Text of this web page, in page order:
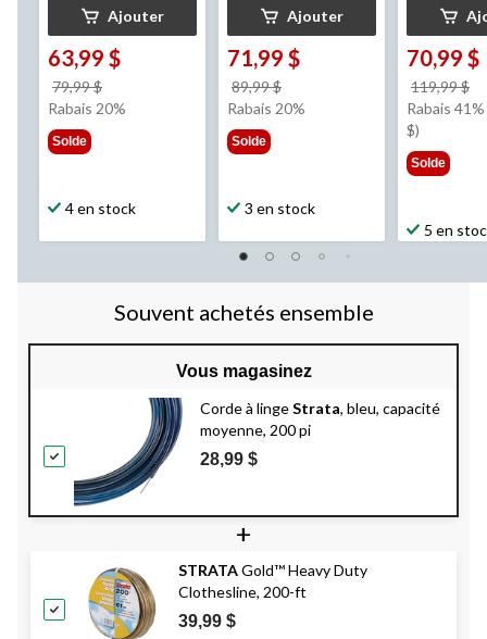
Ajouter
63,99 $
79,99 $
était
Rabais 20%
Solde
4 en stock
Ajouter
71,99 $
89,99 $
était
Rabais 20%
Solde
3 en stock
70,99 $
119,99 $
Rabais
$)
Solde
5 en
Souvent achetés ensemble
Vous magasinez
Corde à lingeStrata, bleu, capacité
moyenne, 200 pi
28,99 $
+
STRATAGold™ Heavy Duty
Clothesline, 200-ft
39,99 $